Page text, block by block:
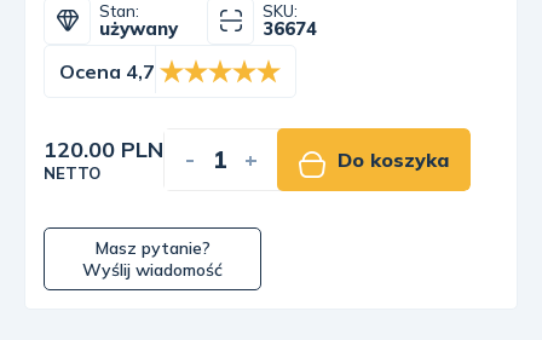
Stan:
używany
SKU:
36674
Ocena 4,7
120.00 PLN
NETTO - + Do koszyka
Masz pytanie?
Wyślij wiadomość